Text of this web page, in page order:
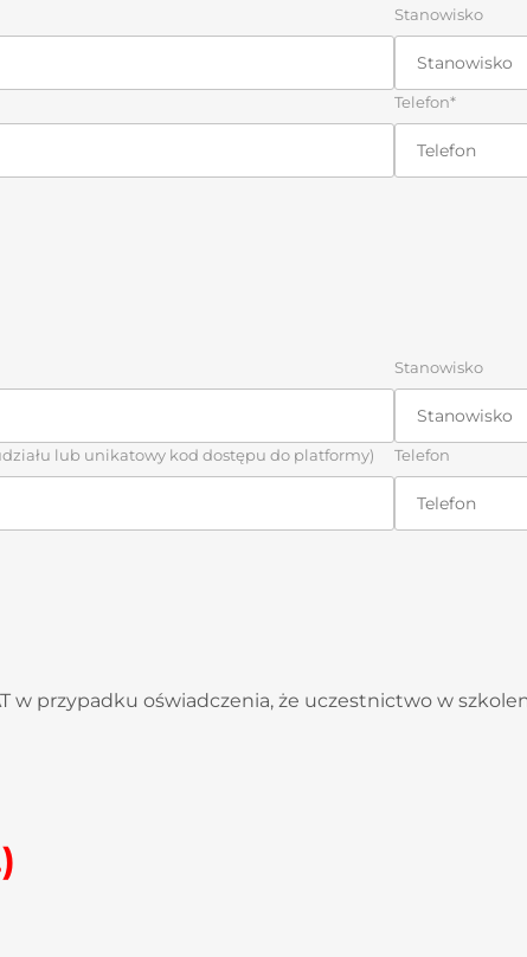
Stanowisko
Telefon*
Stanowisko
lub unikatowy kod dostępu do platformy) Telefon
w przypadku oświadczenia, że uczestnictwo w